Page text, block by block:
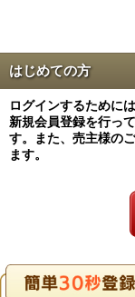
はじめての方
ログインするためには
新規会員登録を行っ
す。また、売主様の
ます。